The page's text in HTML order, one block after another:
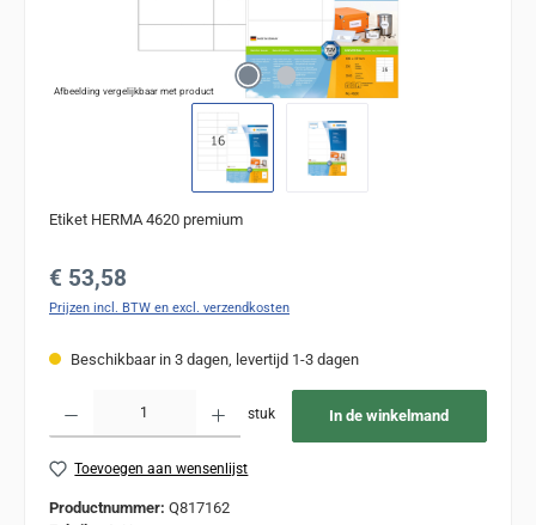
Afbeelding vergelijkbaar met product
Etiket HERMA 4620 premium
Normale prijs:
€ 53,58
Prijzen incl. BTW en excl. verzendkosten
Beschikbaar in 3 dagen, levertijd 1-3 dagen
stuk In de winkelmand
Toevoegen aan wensenlijst
Productnummer: Q817162